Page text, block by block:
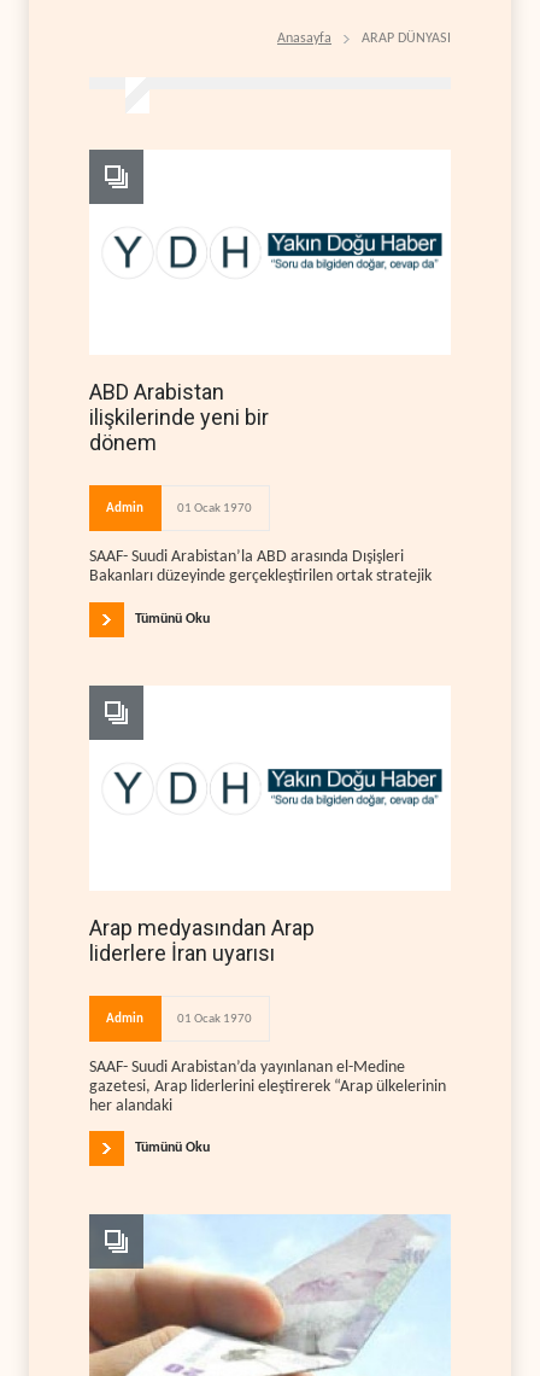
Anasayfa ARAP DÜNYASI
ABD Arabistan
ilişkilerinde yeni bir
dönem
Admin 01 Ocak 1970
SAAF- Suudi Arabistan’la ABD arasında Dışişleri
Bakanları düzeyinde gerçekleştirilen ortak stratejik
Tümünü Oku
Arap medyasından Arap
liderlere İran uyarısı
Admin 01 Ocak 1970
SAAF- Suudi Arabistan’da yayınlanan el-Medine
gazetesi, Arap liderlerini eleştirerek “Arap ülkelerinin
her alandaki
Tümünü Oku